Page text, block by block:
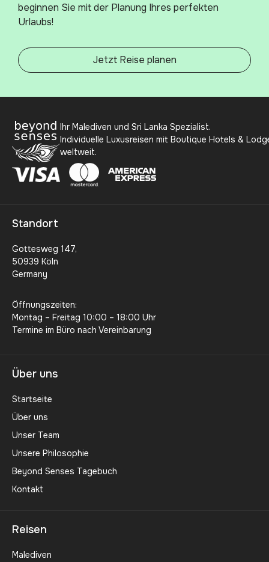
beginnen Sie mit der Planung Ihres perfekten
Urlaubs!
Jetzt Reise planen
Ihr Malediven und Sri Lanka Spezialist.
Individuelle Luxusreisen mit Boutique Hotels &
weltweit.
Standort
Gottesweg 147,
50939 Köln
Germany
Öffnungszeiten:
Montag – Freitag 10:00 – 18:00 Uhr
Termine im Büro nach Vereinbarung
Über uns
Startseite
Über uns
Unser Team
Unsere Philosophie
Beyond Senses Tagebuch
Kontakt
Reisen
Malediven